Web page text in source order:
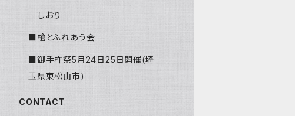
しおり
■槍とふれあう会
■御手杵祭5月24日25日開催(埼
玉県東松山市)
CONTACT